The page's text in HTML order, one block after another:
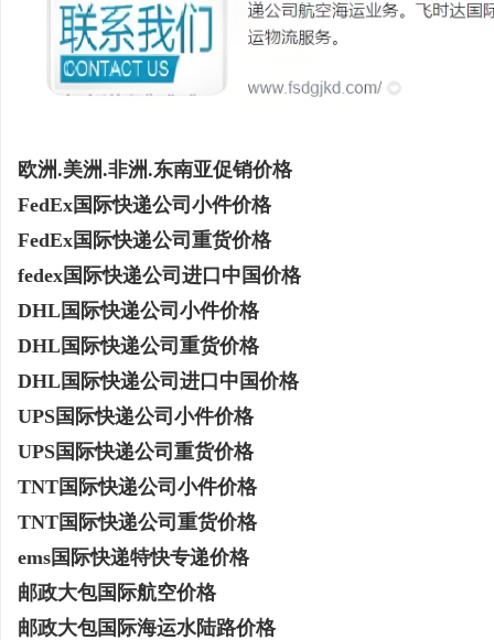
欧洲.美洲.非洲.东南亚促销价格
FedEx国际快递公司小件价格
FedEx国际快递公司重货价格
fedex国际快递公司进口中国价格
DHL国际快递公司小件价格
DHL国际快递公司重货价格
DHL国际快递公司进口中国价格
UPS国际快递公司小件价格
UPS国际快递公司重货价格
TNT国际快递公司小件价格
TNT国际快递公司重货价格
ems国际快递特快专递价格
邮政大包国际航空价格
邮政大包国际海运水陆路价格
光切管机：现代制造业的革命性工具